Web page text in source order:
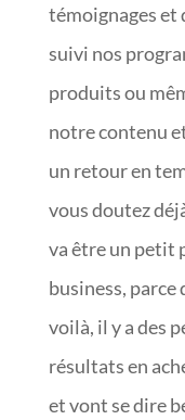
témoignages et
suivi nos
produits ou
notre contenu
un retour en
vous doutez
va être un petit
business, parce
voilà, il y a des
résultats en
et vont se dire